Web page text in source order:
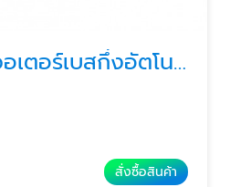
เครื่องเคลือบวอเตอร์เบสกึ่งอัตโนมัติ
สั่งซื้อสินค้า